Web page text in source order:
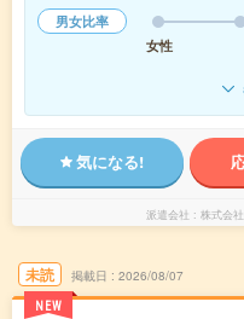
男女比率
女性
気になる!
派遣会社 株式会
未読
NEW
掲載日 2026/08/07